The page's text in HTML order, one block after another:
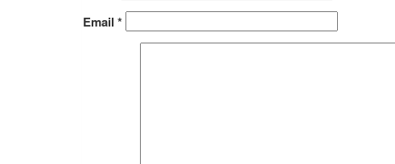
Email *